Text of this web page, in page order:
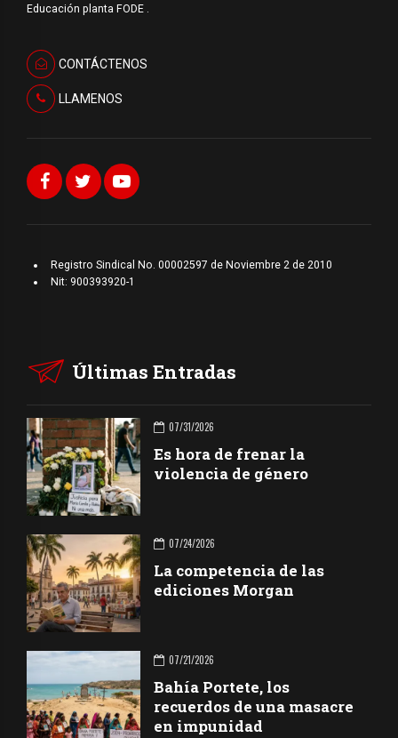
Educación planta FODE .
CONTÁCTENOS
LLAMENOS
Registro Sindical No. 00002597 de Noviembre 2 de 2010
Nit: 900393920-1
Últimas Entradas
07/31/2026
Es hora de frenar la
violencia de género
07/24/2026
La competencia de las
ediciones Morgan
07/21/2026
Bahía Portete, los
recuerdos de una masacre
en impunidad